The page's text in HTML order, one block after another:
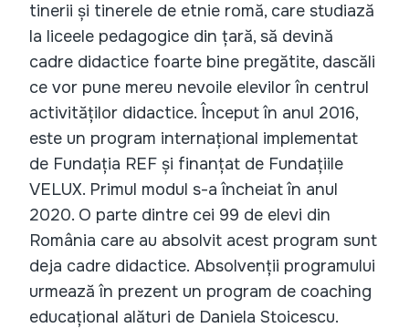
tinerii și tinerele de etnie romă, care studiază
la liceele pedagogice din țară, să devină
cadre didactice foarte bine pregătite, dascăli
ce vor pune mereu nevoile elevilor în centrul
activităților didactice. Început în anul 2016,
este un program internațional implementat
de Fundația REF și finanțat de Fundațiile
VELUX. Primul modul s-a încheiat în anul
2020. O parte dintre cei 99 de elevi din
România care au absolvit acest program sunt
deja cadre didactice. Absolvenții programului
urmează în prezent un program de coaching
educațional alături de Daniela Stoicescu.